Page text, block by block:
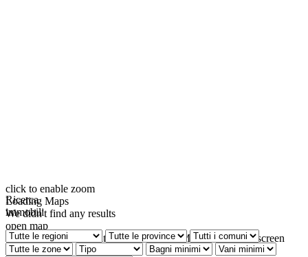
click to enable zoom
Loading Maps
We didn't find any results
open map
View Roadmap Satellite Hybrid Terrain My Location Fullscreen
Prev Next
Ricerca
immobili